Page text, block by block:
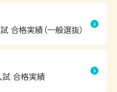
るスケジュール
でいただき、学習環境などを
合格実績（一般選抜）
合格実績